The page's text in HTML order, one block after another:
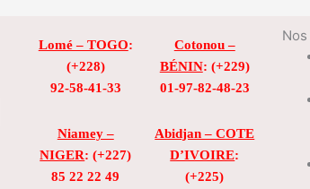
Lomé – TOGO:
(+228)
92-58-41-33
Niamey –
NIGER: (+227)
85 22 22 49
Cotonou –
BÉNIN: (+229)
01-97-82-48-23
Abidjan – COTE
D’IVOIRE:
(+225)